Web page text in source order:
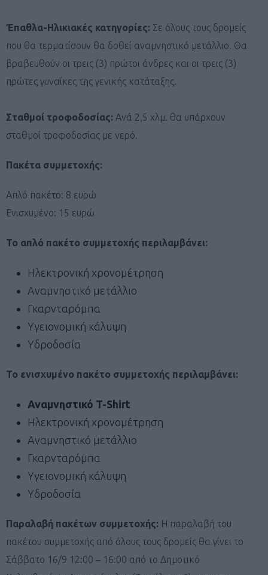
Έπαθλα-Ηλικιακές κατηγορίες: Σε όλους τους δρομείς
που θα τερματίσουν θα δοθεί αναμνηστικό μετάλλιο. Θα
βραβευθούν οι τρεις (3) πρώτοι άνδρες και οι τρεις (3)
πρώτες γυναίκες της γενικής κατάταξης.
Σταθμοί τροφοδοσίας: Ανά 2,5 χλμ. θα υπάρχουν
σταθμοί τροφοδοσίας με νερό.
Πακέτα συμμετοχής:
Απλό πακέτο: 8 ευρώ
Ενισχυμένο: 15 ευρώ
Το απλό πακέτο συμμετοχής περιλαμβάνει:
Ηλεκτρονική χρονομέτρηση
Αναμνηστικό μετάλλιο
Γκαρνταρόμπα
Υγειονομική κάλυψη
Υδροδοσία
Το ενισχυμένο πακέτο συμμετοχής περιλαμβάνει:
Αναμνηστικό T-Shirt
Ηλεκτρονική χρονομέτρηση
Αναμνηστικό μετάλλιο
Γκαρνταρόμπα
Υγειονομική κάλυψη
Υδροδοσία
Παραλαβή πακέτων συμμετοχής: Η παραλαβή του
πακέτου συμμετοχής από όλους τους δρομείς θα γίνει το
Σάββατο 16/9 12:00 – 16:00 από το Δημοτικό